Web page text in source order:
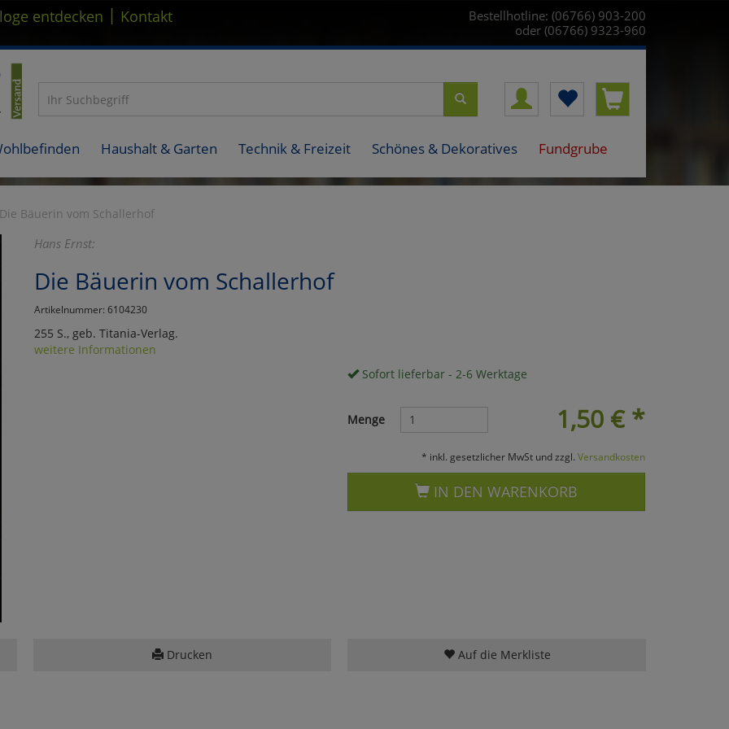
entdecken | Kontakt
Bestellhotline: (06766) 903-200
oder (06766) 9323-960
Haushalt & Garten Technik & Freizeit Schönes & Dekoratives Fundgrube
Die Bäuerin vom Schallerhof
Hans Ernst:
Die Bäuerin vom Schallerhof
Artikelnummer: 6104230
255 S., geb. Titania-Verlag.
weitere Informationen
Sofort lieferbar - 2-6 Werktage
1,50 €*
Menge
* inkl. gesetzlicher MwSt und zzgl. Versandkosten
IN DEN WARENKORB
Drucken Auf die Merkliste